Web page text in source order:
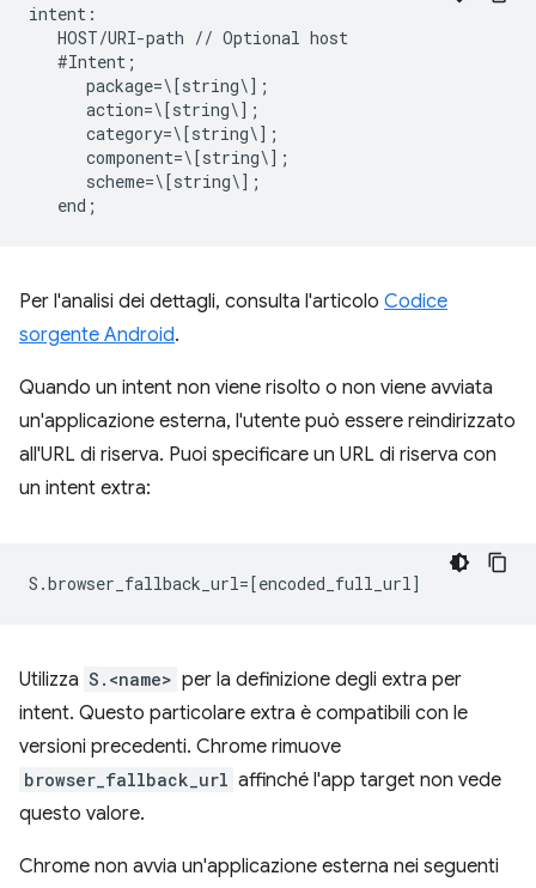
intent:
   HOST/URI-path // Optional host
   #Intent;
      package=\[string\];
      action=\[string\];
      category=\[string\];
      component=\[string\];
      scheme=\[string\];
Per l'analisi dei dettagli, consulta l'articolo Codice
sorgente Android.
Quando un intent non viene risolto o non viene avviata
un'applicazione esterna, l'utente può essere reindirizzato
all'URL di riserva. Puoi specificare un URL di riserva con
un intent extra:
Utilizza S.<name> per la definizione degli extra per
intent. Questo particolare extra è compatibili con le
versioni precedenti. Chrome rimuove
browser_fallback_url affinché l'app target non vede
questo valore.
Chrome non avvia un'applicazione esterna nei seguenti